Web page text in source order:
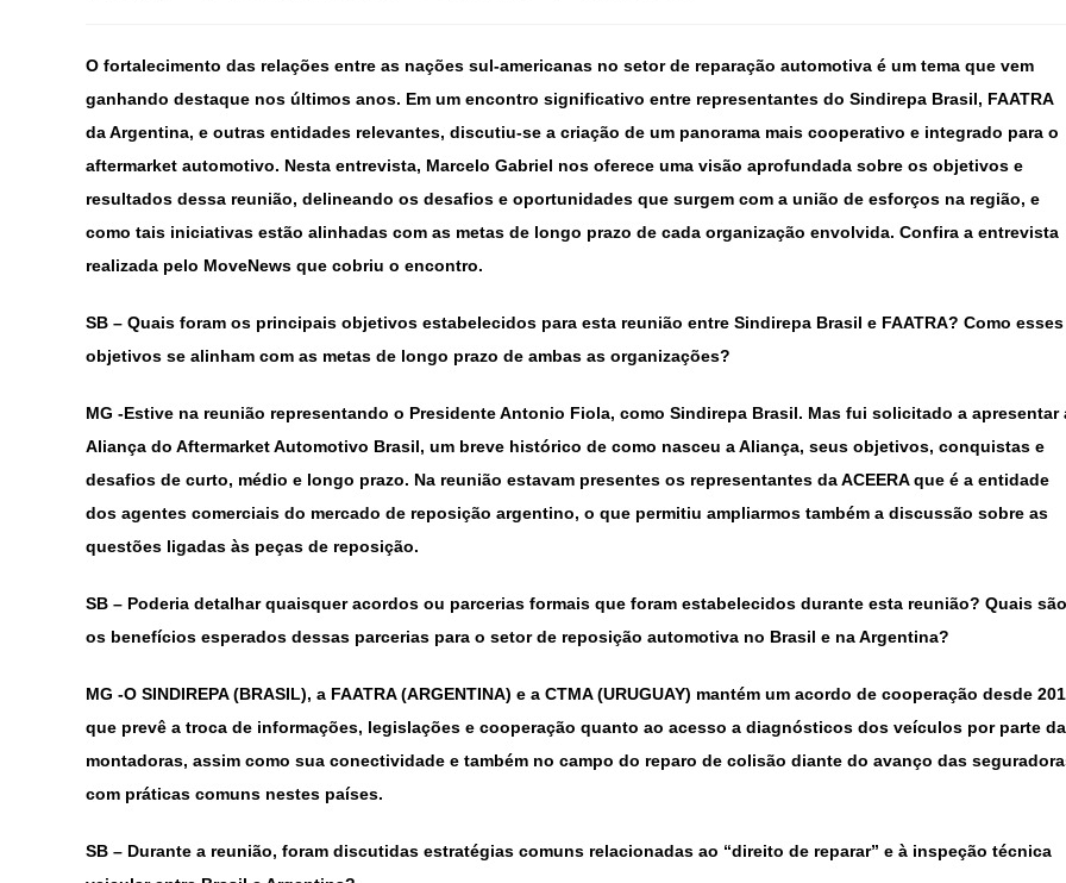
O fortalecimento das relações entre as nações sul-americanas no setor de reparação automotiva é um tema que vem
ganhando destaque nos últimos anos. Em um encontro significativo entre representantes do Sindirepa Brasil, FAATRA
da Argentina, e outras entidades relevantes, discutiu-se a criação de um panorama mais cooperativo e integrado para o
aftermarket automotivo. Nesta entrevista, Marcelo Gabriel nos oferece uma visão aprofundada sobre os objetivos e
resultados dessa reunião, delineando os desafios e oportunidades que surgem com a união de esforços na região, e
como tais iniciativas estão alinhadas com as metas de longo prazo de cada organização envolvida. Confira a entrevista
realizada pelo MoveNews que cobriu o encontro.
SB – Quais foram os principais objetivos estabelecidos para esta reunião entre Sindirepa Brasil e FAATRA? Como esses
objetivos se alinham com as metas de longo prazo de ambas as organizações?
MG -Estive na reunião representando o Presidente Antonio Fiola, como Sindirepa Brasil. Mas fui solicitado a apresentar
Aliança do Aftermarket Automotivo Brasil, um breve histórico de como nasceu a Aliança, seus objetivos, conquistas e
desafios de curto, médio e longo prazo. Na reunião estavam presentes os representantes da ACEERA que é a entidade
dos agentes comerciais do mercado de reposição argentino, o que permitiu ampliarmos também a discussão sobre as
questões ligadas às peças de reposição.
SB – Poderia detalhar quaisquer acordos ou parcerias formais que foram estabelecidos durante esta reunião? Quais são
os benefícios esperados dessas parcerias para o setor de reposição automotiva no Brasil e na Argentina?
MG -O SINDIREPA (BRASIL), a FAATRA (ARGENTINA) e a CTMA (URUGUAY) mantém um acordo de cooperação desde
que prevê a troca de informações, legislações e cooperação quanto ao acesso a diagnósticos dos veículos por parte
montadoras, assim como sua conectividade e também no campo do reparo de colisão diante do avanço das
com práticas comuns nestes países.
SB – Durante a reunião, foram discutidas estratégias comuns relacionadas ao “direito de reparar” e à inspeção técnica